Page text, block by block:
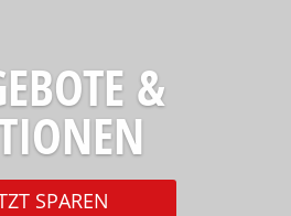
&
SPAREN